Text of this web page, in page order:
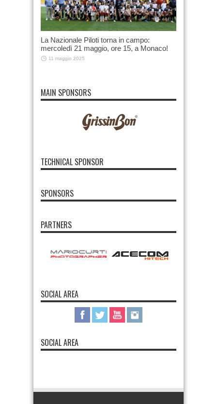
La Nazionale Piloti torna in campo:
mercoledì 21 maggio, ore 15, a Monaco!
11 maggio 2025
MAIN SPONSORS
TECHNICAL SPONSOR
SPONSORS
PARTNERS
SOCIAL AREA
SOCIAL AREA